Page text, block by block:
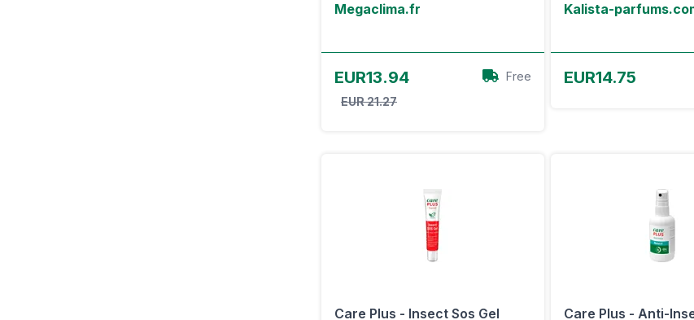
Megaclima.fr
EUR13.94
EUR 21.27
Free
Kalista-
EUR14.75
Care Plus - Insect Sos Gel
Care Plus - Anti-